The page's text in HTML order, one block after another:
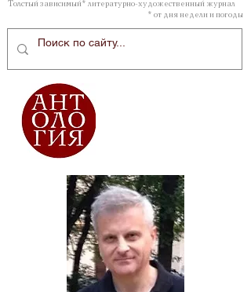
Толстый зависимый* литературно-художественный журнал
* от дня недели и погоды